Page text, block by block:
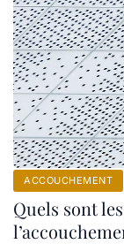
ACCOUCHEMENT
Quels sont